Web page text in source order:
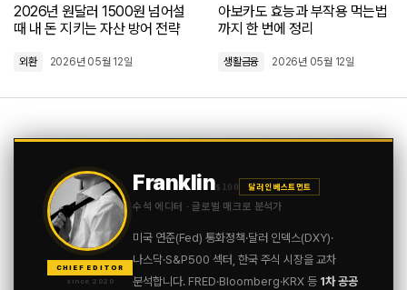
2026년 원달러 1500원 넘어설
때 내 돈 지키는 자산 방어 전략
외환 2026년 05월 12일
아보카도 효능과 부작용 먹는법
까지 한 번에 정리
생활금융 2026년 05월 12일
CHIEF EDITOR
since 2020
Franklin$100 달러 인베스트먼트
수석 에디터 · 글로벌 매크로 분석가
미국 연준(Fed) 통화정책·달러 인덱스(DXY)·
나스닥·S&P500 섹터, 한국 주식 시장을 교차
분석합니다. FRED·Bloomberg·KRX 등 1차 공공